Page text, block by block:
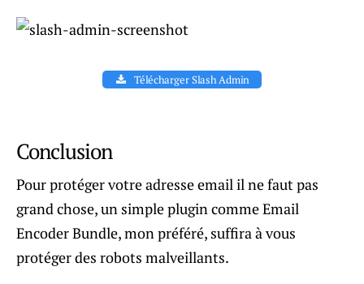
Télécharger Slash Admin
Conclusion
Pour protéger votre adresse email il ne faut pas
grand chose, un simple plugin comme Email
Encoder Bundle, mon préféré, suffira à vous
protéger des robots malveillants.